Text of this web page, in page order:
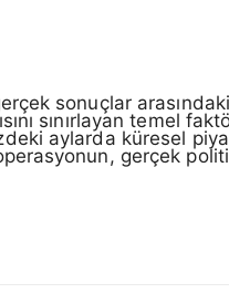
sonuçlar
sınırlayan temel
aylarda küresel
gerçek